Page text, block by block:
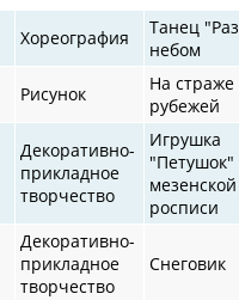
Хореография
Танец
небом
Рисунок
На страже
рубежей
Декоративно-
прикладное
творчество
Игрушка
"Петушок"
мезенской
росписи
Декоративно-
прикладное
творчество
Снеговик